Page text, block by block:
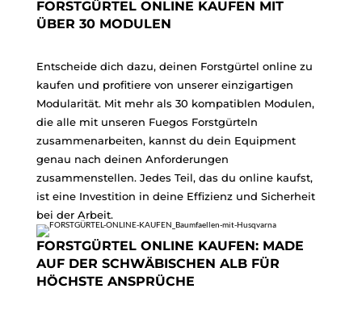
FORSTGÜRTEL ONLINE KAUFEN MIT
ÜBER 30 MODULEN
Entscheide dich dazu, deinen Forstgürtel online zu
kaufen und profitiere von unserer einzigartigen
Modularität. Mit mehr als 30 kompatiblen Modulen,
die alle mit unseren Fuegos Forstgürteln
zusammenarbeiten, kannst du dein Equipment
genau nach deinen Anforderungen
zusammenstellen. Jedes Teil, das du online kaufst,
ist eine Investition in deine Effizienz und Sicherheit
bei der Arbeit.
FORSTGÜRTEL ONLINE KAUFEN: MADE
AUF DER SCHWÄBISCHEN ALB FÜR
HÖCHSTE ANSPRÜCHE